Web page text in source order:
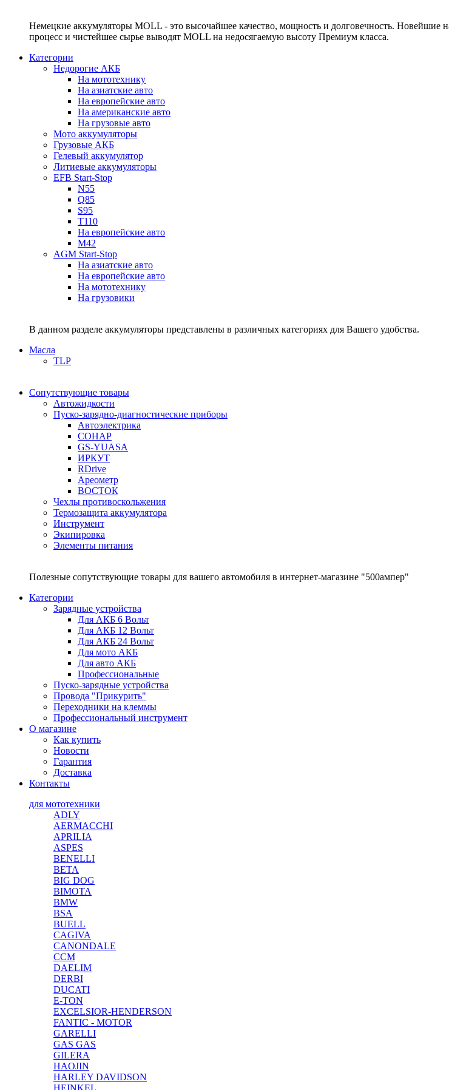
Немецкие аккумуляторы MOLL - это высочайшее качество, мощность и долговечность. Новейшие
процесс и чистейшее сырье выводят MOLL на недосягаемую высоту Премиум класса.
Категории
Недорогие АКБ
На мототехнику
На азиатские авто
На европейские авто
На американские авто
На грузовые авто
Мото аккумуляторы
Грузовые АКБ
Гелевый аккумулятор
Литиевые аккумуляторы
EFB Start-Stop
N55
Q85
S95
T110
На европейские авто
M42
AGM Start-Stop
На азиатские авто
На европейские авто
На мототехнику
На грузовики
В данном разделе аккумуляторы представлены в различных категориях для Вашего удобства.
Масла
TLP
Сопутствующие товары
Автожидкости
Пуско-зарядно-диагностические приборы
Автоэлектрика
СОНАР
GS-YUASA
ИРКУТ
RDrive
Ареометр
ВОСТОК
Чехлы противоскольжения
Термозащита аккумулятора
Инструмент
Экипировка
Элементы питания
Полезные сопутствующие товары для вашего автомобиля в интернет-магазине "500ампер"
Категории
Зарядные устройства
Для АКБ 6 Вольт
Для АКБ 12 Вольт
Для АКБ 24 Вольт
Для мото АКБ
Для авто АКБ
Профессиональные
Пуско-зарядные устройства
Провода "Прикурить"
Переходники на клеммы
Профессиональный инструмент
О магазине
Как купить
Новости
Гарантия
Доставка
Контакты
для мототехники
ADLY
AERMACCHI
APRILIA
ASPES
BENELLI
BETA
BIG DOG
BIMOTA
BMW
BSA
BUELL
CAGIVA
CANONDALE
CCM
DAELIM
DERBI
DUCATI
E-TON
EXCELSIOR-HENDERSON
FANTIC - MOTOR
GARELLI
GAS GAS
GILERA
HAOJIN
HARLEY DAVIDSON
HEINKEL